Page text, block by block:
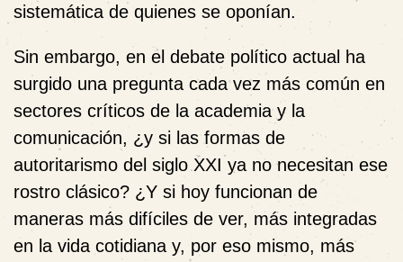
sistemática de quienes se oponían.
Sin embargo, en el debate político actual ha
surgido una pregunta cada vez más común en
sectores críticos de la academia y la
comunicación, ¿y si las formas de
autoritarismo del siglo XXI ya no necesitan ese
rostro clásico? ¿Y si hoy funcionan de
maneras más difíciles de ver, más integradas
en la vida cotidiana y, por eso mismo, más